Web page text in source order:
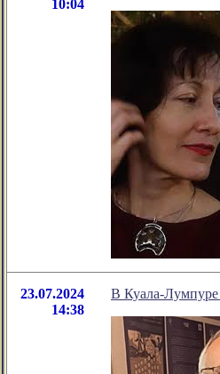
10:04
23.07.2024
14:38
В Куала-Лумпуре